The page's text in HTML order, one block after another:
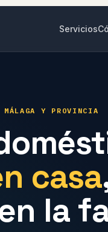
Servicios
Y PROVINCIA
casa
la